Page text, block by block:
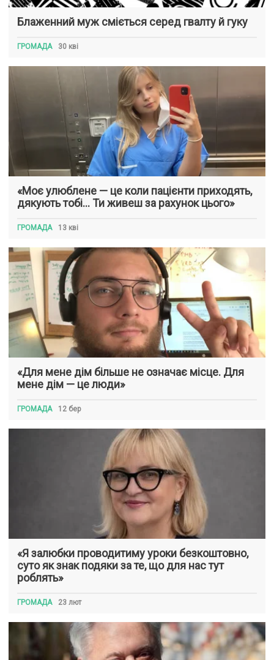
Блаженний муж сміється серед гвалту й гуку
ГРОМАДА 30 кві
«Моє улюблене — це коли пацієнти приходять,
дякують тобі… Ти живеш за рахунок цього»
ГРОМАДА 13 кві
«Для мене дім більше не означає місце. Для
мене дім — це люди»
ГРОМАДА 12 бер
«Я залюбки проводитиму уроки безкоштовно,
суто як знак подяки за те, що для нас тут
роблять»
ГРОМАДА 23 лют